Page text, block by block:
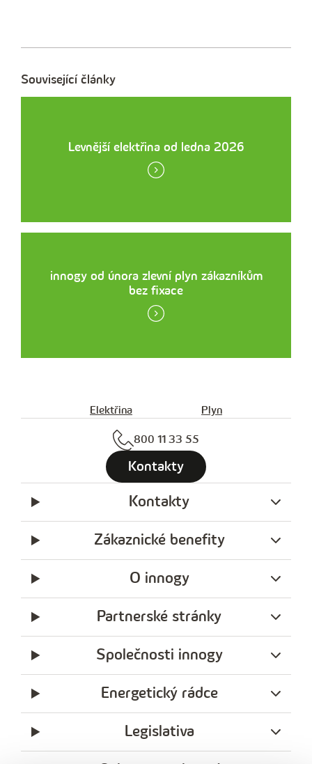
Související články
Levnější elektřina od ledna 2026
innogy od února zlevní plyn zákazníkům
bez fixace
Elektřina Plyn
800 11 33 55
Kontakty
Kontakty
Zákaznické benefity
O innogy
Partnerské stránky
Společnosti innogy
Energetický rádce
Legislativa